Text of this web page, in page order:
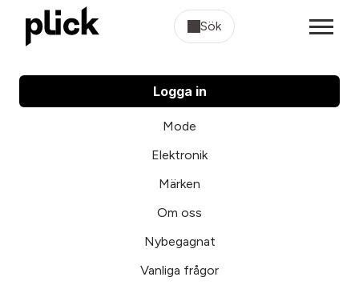
Sök
Logga in
Mode
Elektronik
Märken
Om oss
Nybegagnat
Vanliga frågor